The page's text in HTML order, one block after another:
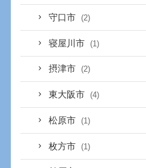
守口市 (2)
寝屋川市 (1)
摂津市 (2)
東大阪市 (4)
松原市 (1)
枚方市 (1)